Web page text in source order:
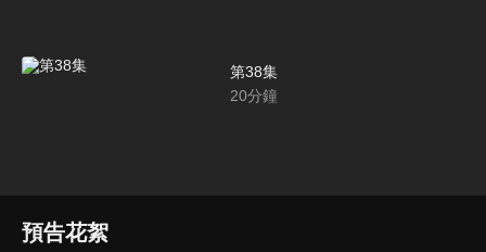
第38集
20分鐘
預告花絮